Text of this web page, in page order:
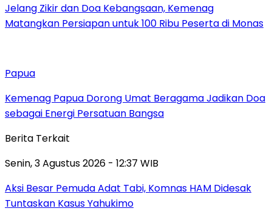
Jelang Zikir dan Doa Kebangsaan, Kemenag
Matangkan Persiapan untuk 100 Ribu Peserta di Monas
Papua
Kemenag Papua Dorong Umat Beragama Jadikan Doa
sebagai Energi Persatuan Bangsa
Berita Terkait
Senin, 3 Agustus 2026 - 12:37 WIB
Aksi Besar Pemuda Adat Tabi, Komnas HAM Didesak
Tuntaskan Kasus Yahukimo